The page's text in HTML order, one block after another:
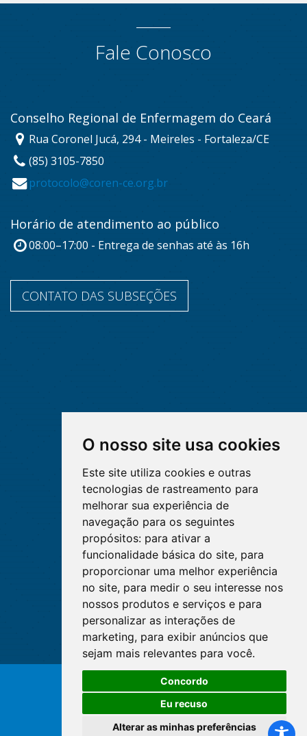
O nosso site usa cookies
Este site utiliza cookies e outras
tecnologias de rastreamento para
melhorar sua experiência de
navegação para os seguintes
propósitos: para ativar a
funcionalidade básica do site, para
proporcionar uma melhor experiência
no site, para medir o seu interesse nos
nossos produtos e serviços e para
personalizar as interações de
marketing, para exibir anúncios que
sejam mais relevantes para você.
Concordo
Eu recuso
Alterar as minhas preferências
Fale Conosco
Conselho Regional de Enfermagem do Ceará
Rua Coronel Jucá, 294 - Meireles - Fortaleza/CE
(85) 3105-7850
protocolo@coren-ce.org.br
Horário de atendimento ao público
08:00–17:00 - Entrega de senhas até às 16h
CONTATO DAS SUBSEÇÕES
© Copyright 2026 - Cofen/CORENs